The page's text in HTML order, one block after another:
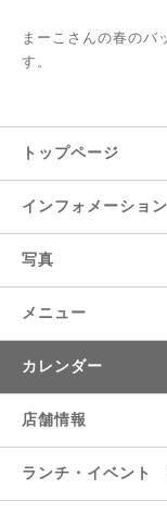
まーこさんの春の
す。
トップページ
インフォメーション
写真
メニュー
カレンダー
店舗情報
ランチ・イベント